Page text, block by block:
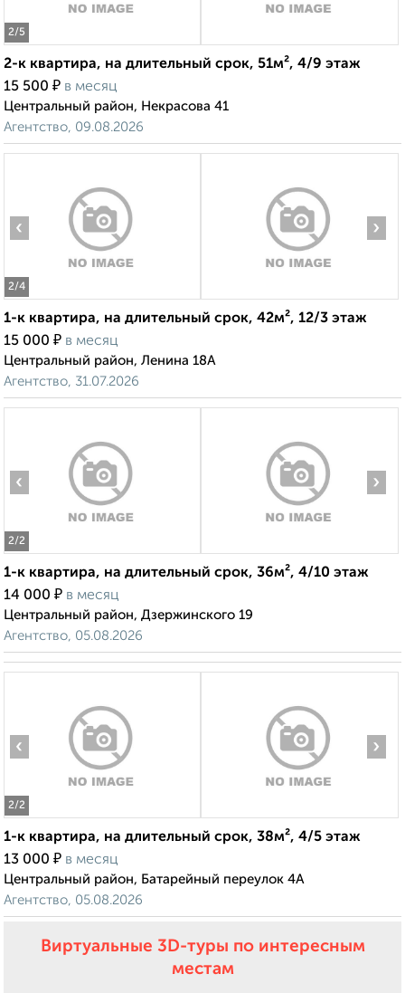
2/5
2-к квартира, на длительный срок, 51м², 4/9 этаж
15 500 ₽ в месяц
Центральный район, Некрасова 41
Агентство, 09.08.2026
2/4
‹ ›
1-к квартира, на длительный срок, 42м², 12/3 этаж
15 000 ₽ в месяц
Центральный район, Ленина 18А
Агентство, 31.07.2026
2/2
‹ ›
1-к квартира, на длительный срок, 36м², 4/10 этаж
14 000 ₽ в месяц
Центральный район, Дзержинского 19
Агентство, 05.08.2026
2/2
‹ ›
1-к квартира, на длительный срок, 38м², 4/5 этаж
13 000 ₽ в месяц
Центральный район, Батарейный переулок 4А
Агентство, 05.08.2026
Виртуальные 3D-туры по интересным
местам